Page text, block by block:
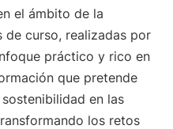
el ámbito de la
de curso, realizadas por
práctico y rico en
que pretende
en las
los retos